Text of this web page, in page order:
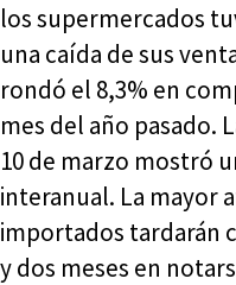
los supermercados
una caída de sus
rondó el 8,3% en
mes del año pasado.
10 de marzo mostró
interanual. La mayor
importados tardarán
y dos meses en